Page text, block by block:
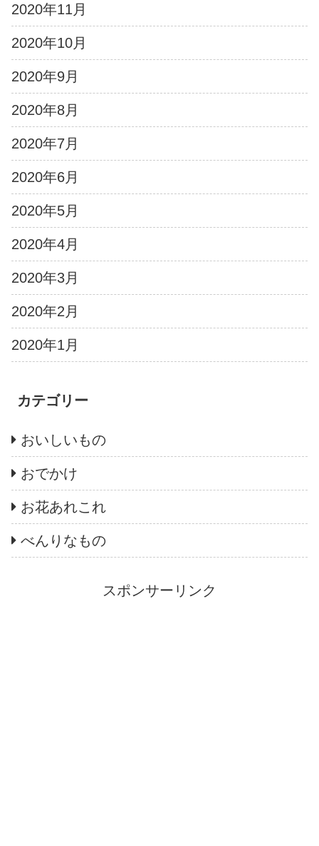
2020年11月
2020年10月
2020年9月
2020年8月
2020年7月
2020年6月
2020年5月
2020年4月
2020年3月
2020年2月
2020年1月
カテゴリー
おいしいもの
おでかけ
お花あれこれ
べんりなもの
スポンサーリンク